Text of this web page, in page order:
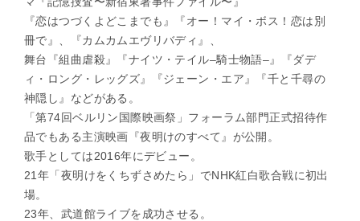
『恋はつづくよどこまでも』『オー！マイ・ボス！恋は別
冊で』、『カムカムエヴリバディ』、
舞台『組曲虐殺』『ナイツ・テイル–騎士物語–』『ダデ
ィ・ロング・レッグズ』『ジェーン・エア』『千と千尋の
神隠し』などがある。
「第74回ベルリン国際映画祭」フォーラム部門正式招待作
品でもある主演映画『夜明けのすべて』が公開。
歌手としては2016年にデビュー。
21年「夜明けをくちずさめたら」でNHK紅白歌合戦に初出
場。
23年、武道館ライブを成功させる。